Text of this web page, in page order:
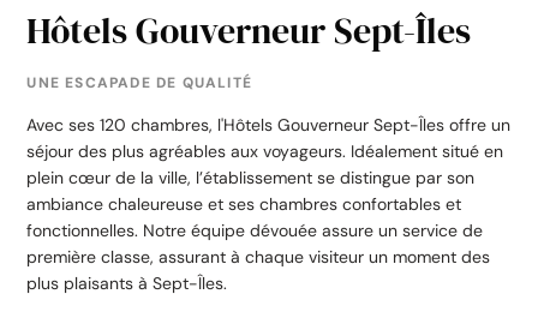
Hôtels Gouverneur Sept-Îles
UNE ESCAPADE DE QUALITÉ
Avec ses 120 chambres, l'Hôtels Gouverneur Sept-Îles offre un
séjour des plus agréables aux voyageurs. Idéalement situé en
plein cœur de la ville, l’établissement se distingue par son
ambiance chaleureuse et ses chambres confortables et
fonctionnelles. Notre équipe dévouée assure un service de
première classe, assurant à chaque visiteur un moment des
plus plaisants à Sept-Îles.